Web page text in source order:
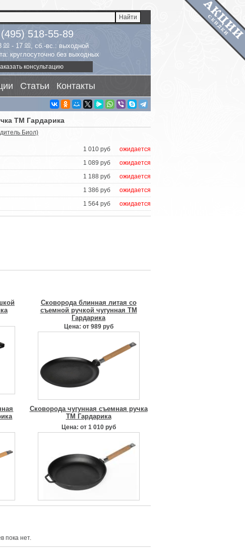
518-55-89
00- 1700, сб.-вс.: выходной
круглосуточно без выходных
консультацию
Статьи Контакты
ТМ Гардарика
Биол)
ожидается
1 010 руб
ожидается
1 089 руб
ожидается
1 188 руб
ожидается
1 386 руб
ожидается
1 564 руб
Сковорода блинная литая со
съемной ручкой чугунная ТМ
Гардарика
Цена: от 989 руб
Сковорода чугунная съемная ручка
ТМ Гардарика
Цена: от 1 010 руб
пока нет.